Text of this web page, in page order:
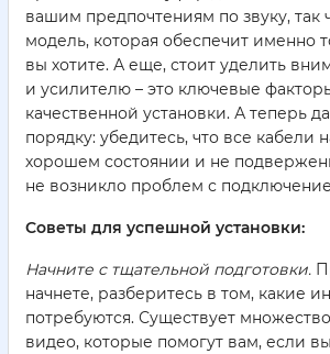
вашим предпочтениям по звуку, так
модель, которая обеспечит именно
вы хотите. А еще, стоит уделить
и усилителю – это ключевые
качественной установки. А теперь
порядку: убедитесь, что все кабели
хорошем состоянии и не
не возникло проблем с
Советы для успешной установки:
Начните с тщательной подготовки.
начнете, разберитесь в том, какие
потребуются. Существует
видео, которые помогут вам, если